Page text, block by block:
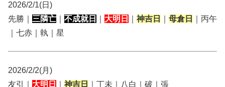
2026/2/1(日)
先勝｜ 三隣亡 不成就日 大明日 神吉日 母倉日
｜丙午
｜七赤｜執｜星
2026/2/2(月)
友引｜ 大明日 神吉日 ｜丁未｜八白｜破｜張